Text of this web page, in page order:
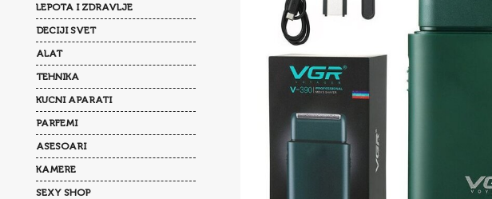
LEPOTA I ZDRAVLJE
DECIJI SVET
ALAT
TEHNIKA
KUCNI APARATI
PARFEMI
ASESOARI
KAMERE
SEXY SHOP